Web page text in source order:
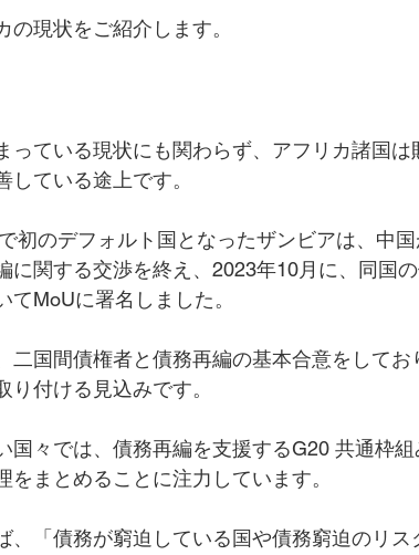
現状をご紹介します。
っている現状にも関わらず、アフリカ諸国は
ている途上です。
初のデフォルト国となったザンビアは、中
に関する交渉を終え、2023年10月に、同国
てMoUに署名しました。
二国間債権者と債務再編の基本合意をしてお
付ける見込みです。
々では、債務再編を支援するG20 共通枠組
まとめることに注力しています。
、「債務が窮迫している国や債務窮迫のリス